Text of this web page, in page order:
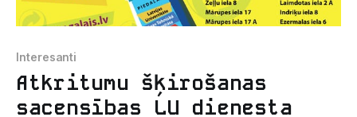
Interesanti
Atkritumu šķirošanas
sacensības LU dienesta